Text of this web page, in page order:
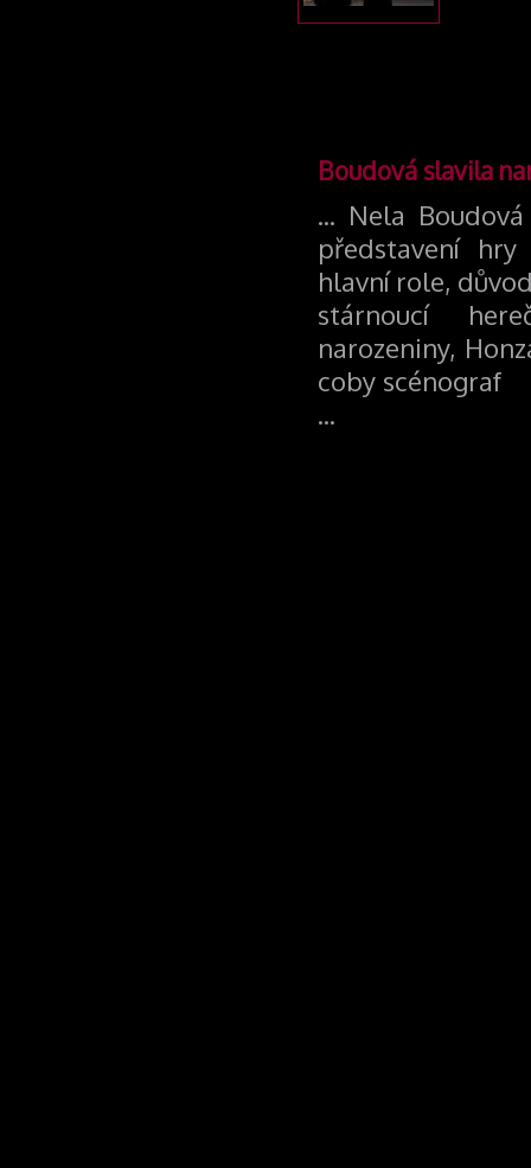
Boudová slavila
... Nela
představení
hlavní role,
stárnoucí
narozeniny,
coby scénograf
...